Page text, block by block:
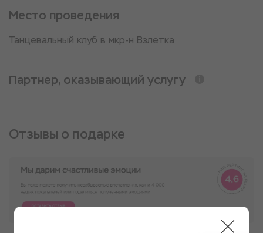
Место проведения
Танцевальный клуб в мкр-н Взлетка
Партнер, оказывающий услугу
Отзывы о подарке